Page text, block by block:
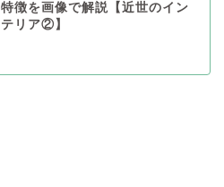
特徴を画像で解説【近世のイン
テリア②】